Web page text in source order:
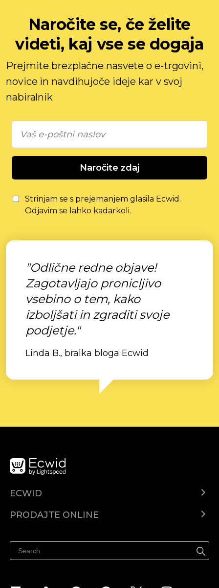
Naročite se, če želite
videti, kaj vse se dogaja
Prejmite brezplačne nasvete o e-trgovini,
novice in navdihujoče ideje kar v svoj
nabiralnik
Naročite zdaj
Strinjam se s prejemanjem glasila Ecwid.
Odjavim se lahko kadarkoli.
"Odlične redne objave!
Zagotavljajo pronicljivo
vsebino o tem, kako
izboljšati in zgraditi svoje
podjetje."
Linda B., bralka bloga Ecwid
ECWID
PRODAJTE ONLINE